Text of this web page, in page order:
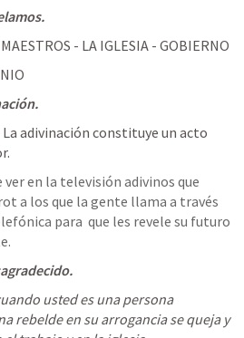
- LA IGLESIA - GOBIERNO
La adivinación constituye un acto
ver en la televisión adivinos que
a los que la gente llama a través
para  que les revele su futuro
usted es una persona
rebelde en su arrogancia se queja y